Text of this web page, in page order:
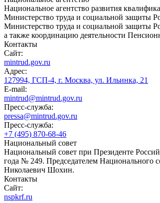
Национальное агентство развития
Министерство труда и социальной защиты
Министерство труда и социальной защиты
а также координацию деятельности
Контакты
Сайт:
mintrud.gov.ru
Адрес:
127994, ГСП-4, г. Москва, ул. Ильинка, 21
E-mail:
mintrud@mintrud.gov.ru
Пресс-служба:
pressa@mintrud.gov.ru
Пресс-служба:
+7 (495) 870-68-46
Национальный совет
Национальный совет при Президенте
года № 249. Председателем Национального
Николаевич Шохин.
Контакты
Сайт:
nspkrf.ru